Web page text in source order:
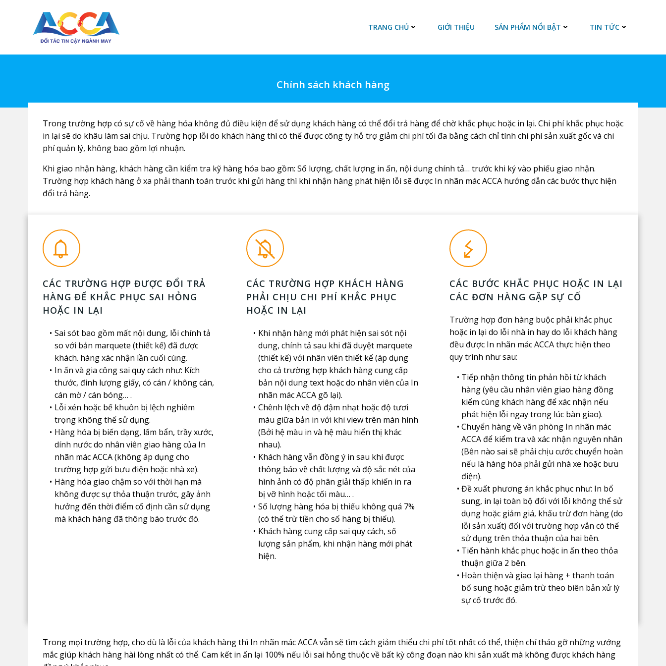
TRANG CHỦ GIỚI THIỆU SẢN PHẨM NỔI BẬT TIN TỨC
Chính sách khách hàng
Trong trường hợp có sự cố về hàng hóa không đủ điều kiện để sử dụng khách hàng có thể đổi trả hàng để chờ khắc phục hoặc in lại. Chi phí khắc phục hoặc
in lại sẽ do khâu làm sai chịu. Trường hợp lỗi do khách hàng thì có thể được công ty hỗ trợ giảm chi phí tối đa bằng cách chỉ tính chi phí sản xuất gốc và chi
phí quản lý, không bao gồm lợi nhuận.
Khi giao nhận hàng, khách hàng cần kiểm tra kỹ hàng hóa bao gồm: Số lượng, chất lượng in ấn, nội dung chính tả… trước khi ký vào phiếu giao nhận.
Trường hợp khách hàng ở xa phải thanh toán trước khi gửi hàng thì khi nhận hàng phát hiện lỗi sẽ được In nhãn mác ACCA hướng dẫn các bước thực hiện
đổi trả hàng.
CÁC TRƯỜNG HỢP ĐƯỢC ĐỔI TRẢ
HÀNG ĐỂ KHẮC PHỤC SAI HỎNG
HOẶC IN LẠI
Sai sót bao gồm mất nội dung, lỗi chính tả
so với bản marquete (thiết kế) đã được
khách. hàng xác nhận lần cuối cùng.
In ấn và gia công sai quy cách như: Kích
thước, đinh lượng giấy, có cán / không cán,
cán mờ / cán bóng… .
Lỗi xén hoặc bế khuôn bị lệch nghiêm
trọng không thể sử dụng.
Hàng hóa bị biến dạng, lấm bẩn, trầy xước,
dính nước do nhân viên giao hàng của In
nhãn mác ACCA (không áp dụng cho
trường hợp gửi bưu điện hoặc nhà xe).
Hàng hóa giao chậm so với thời hạn mà
không được sự thỏa thuận trước, gây ảnh
hưởng đến thời điểm cố định cần sử dụng
mà khách hàng đã thông báo trước đó.
CÁC TRƯỜNG HỢP KHÁCH HÀNG
PHẢI CHỊU CHI PHÍ KHẮC PHỤC
HOẶC IN LẠI
Khi nhận hàng mới phát hiện sai sót nội
dung, chính tả sau khi đã duyệt marquete
(thiết kế) với nhân viên thiết kế (áp dụng
cho cả trường hợp khách hàng cung cấp
bản nội dung text hoặc do nhân viên của In
nhãn mác ACCA gõ lại).
Chênh lệch về độ đậm nhạt hoặc độ tươi
màu giữa bản in với khi view trên màn hình
(Bởi hệ màu in và hệ màu hiển thị khác
nhau).
Khách hàng vẫn đồng ý in sau khi được
thông báo về chất lượng và độ sắc nét của
hình ảnh có độ phân giải thấp khiến in ra
bị vỡ hình hoặc tối màu… .
Số lượng hàng hóa bị thiếu không quá 7%
(có thể trừ tiền cho số hàng bị thiếu).
Khách hàng cung cấp sai quy cách, số
lượng sản phẩm, khi nhận hàng mới phát
hiện.
CÁC BƯỚC KHẮC PHỤC HOẶC IN LẠI
CÁC ĐƠN HÀNG GẶP SỰ CỐ
Trường hợp đơn hàng buộc phải khắc phục
hoặc in lại do lỗi nhà in hay do lỗi khách hàng
đều được In nhãn mác ACCA thực hiện theo
quy trình như sau:
Tiếp nhận thông tin phản hồi từ khách
hàng (yêu cầu nhân viên giao hàng đồng
kiểm cùng khách hàng để xác nhận nếu
phát hiện lỗi ngay trong lúc bàn giao).
Chuyển hàng về văn phòng In nhãn mác
ACCA để kiểm tra và xác nhận nguyên nhân
(Bên nào sai sẽ phải chịu cước chuyển hoàn
nếu là hàng hóa phải gửi nhà xe hoặc bưu
điện).
Đề xuất phương án khắc phục như: In bổ
sung, in lại toàn bộ đối với lỗi không thể sử
dụng hoặc giảm giá, khấu trừ đơn hàng (do
lỗi sản xuất) đối với trường hợp vẫn có thể
sử dụng trên thỏa thuận của hai bên.
Tiến hành khắc phục hoặc in ấn theo thỏa
thuận giữa 2 bên.
Hoàn thiện và giao lại hàng + thanh toán
bổ sung hoặc giảm trừ theo biên bản xử lý
sự cố trước đó.
Trong mọi trường hợp, cho dù là lỗi của khách hàng thì In nhãn mác ACCA vẫn sẽ tìm cách giảm thiểu chi phí tốt nhất có thể, thiện chí tháo gỡ những vướng
mắc giúp khách hàng hài lòng nhất có thể. Cam kết in ấn lại 100% nếu lỗi sai hỏng thuộc về bất kỳ công đoạn nào khi sản xuất mà không được khách hàng